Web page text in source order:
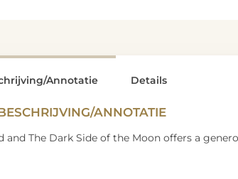
Annotatie
ANNOTATIE
and The Dark Side of the Moon offers a
Details